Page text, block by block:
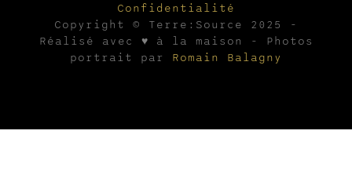
Confidentialité
Copyright © Terre:Source 2025 -
Réalisé avec ♥ à la maison - Photos
portrait par Romain Balagny